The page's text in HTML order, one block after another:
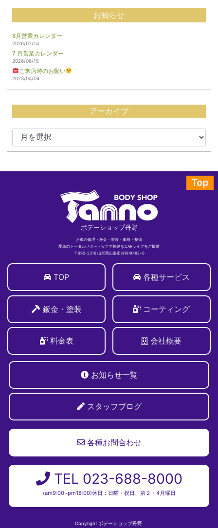
お知らせ
8月営業カレンダー
2026/07/14
7 月営業カレンダー
2026/06/15
ご来店時のお願い
2023/04/04
アーカイブ
Top
ボデーショップ丹野
お車の修理・板金・塗装・車検・整備
愛車のトータルサポート安全で快適なCARライフをご提供
〒990-2316 山形県山形市片谷地482−6
TOP 各種サービス
鈑金・塗装 コーティング
料金表 会社概要
お知らせ一覧
スタッフブログ
各種お問合わせ
TEL 023-688-8000
(am9:00~pm18:00)休日：日曜・祝日、第２・4月曜日
Copyright ボデーショップ丹野.